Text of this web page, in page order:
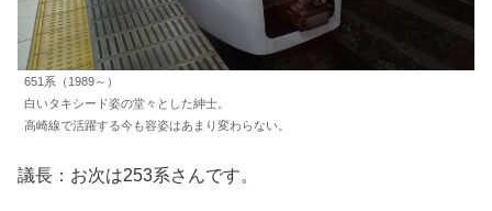
651系（1989～）
白いタキシード姿の堂々とした紳士。
高崎線で活躍する今も容姿はあまり変わらない。
議長：お次は253系さんです。